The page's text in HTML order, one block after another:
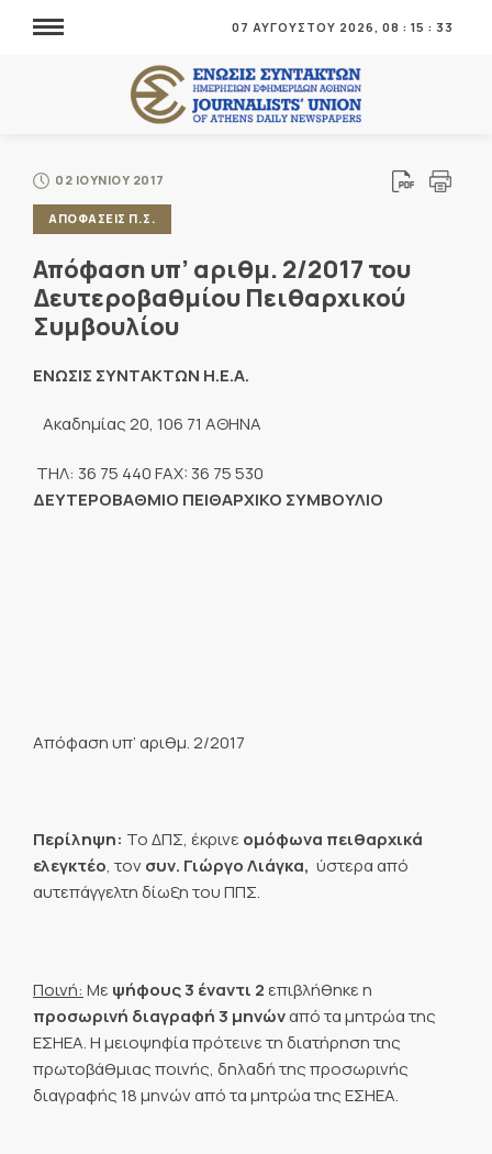
07 ΑΥΓΟΥΣΤΟΥ 2026, 08 : 15 : 35
02 ΙΟΥΝΙΟΥ 2017
ΑΠΟΦΑΣΕΙΣ Π.Σ.
Απόφαση υπ’ αριθμ. 2/2017 του
Δευτεροβαθμίου Πειθαρχικού
Συμβουλίου
ΕΝΩΣΙΣ ΣΥΝΤΑΚΤΩΝ Η.Ε.Α.
Ακαδημίας 20, 106 71 ΑΘΗΝΑ
ΤΗΛ: 36 75 440 FAX: 36 75 530
ΔΕΥΤΕΡΟΒΑΘΜΙΟ ΠΕΙΘΑΡΧΙΚΟ ΣΥΜΒΟΥΛΙΟ
Απόφαση υπ’ αριθμ. 2/2017
Περίληψη: To ΔΠΣ, έκρινε ομόφωνα πειθαρχικά
ελεγκτέο, τονσυν. Γιώργο Λιάγκα, ύστερα από
αυτεπάγγελτη δίωξη του ΠΠΣ.
Ποινή: Με ψήφους 3 έναντι 2επιβλήθηκε η
προσωρινή διαγραφή 3 μηνώναπό τα μητρώα της
ΕΣΗΕΑ. Η μειοψηφία πρότεινε τη διατήρηση της
πρωτοβάθμιας ποινής, δηλαδή της προσωρινής
διαγραφής 18 μηνών από τα μητρώα της ΕΣΗΕΑ.